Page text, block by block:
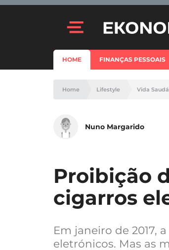
HOME FINANÇAS PESSOAIS
Home Lifestyle Vida
Nuno Margarido
Proibição
cigarros
Em janeiro de 2017,
eletrónicos. Mas as